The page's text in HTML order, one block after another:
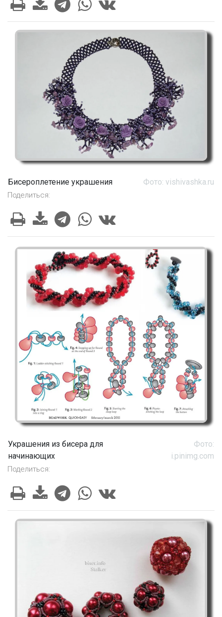
Бисероплетение украшения Фото: vishivashka.ru
Поделиться:
Украшения из бисера для
начинающих
Фото:
i.pinimg.com
Поделиться: